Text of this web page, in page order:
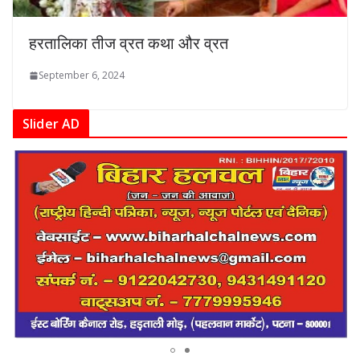
हरतालिका तीज व्रत कथा और व्रत
September 6, 2024
Slider AD